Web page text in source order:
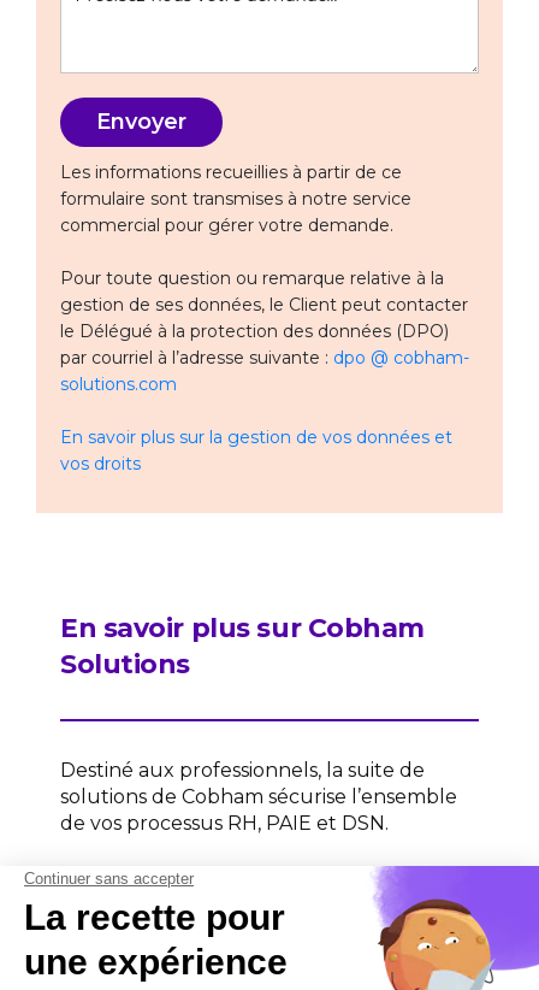
Les informations recueillies à partir de ce
formulaire sont transmises à notre service
commercial pour gérer votre demande.
Pour toute question ou remarque relative à la
gestion de ses données, le Client peut contacter
le Délégué à la protection des données (DPO)
par courriel à l’adresse suivante : dpo @ cobham-
solutions.com
En savoir plus sur la gestion de vos données et
vos droits
En savoir plus sur Cobham
Solutions
Destiné aux professionnels, la suite de
solutions de Cobham sécurise l’ensemble
de vos processus RH, PAIE et DSN.
Contactez-nous